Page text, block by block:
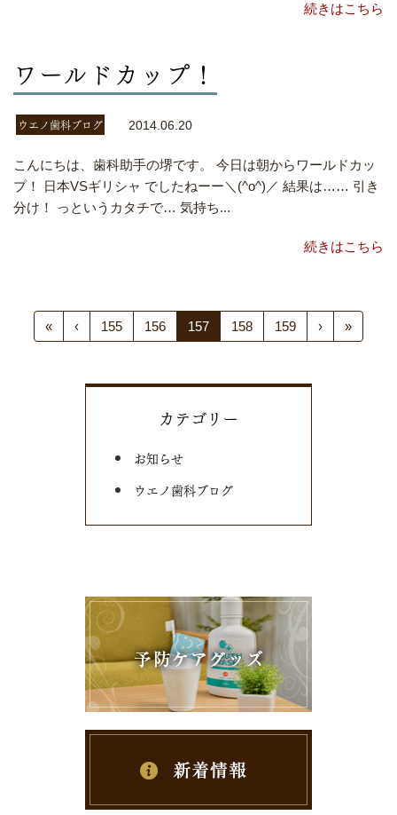
続きはこちら
ワールドカップ！
ウエノ歯科ブログ 2014.06.20
こんにちは、歯科助手の堺です。 今日は朝からワールドカッ
プ！ 日本VSギリシャ でしたねーー＼(^o^)／ 結果は…… 引き
分け！ っというカタチで… 気持ち...
続きはこちら
« ‹ 155 156 157 158 159 › »
カテゴリー
お知らせ
ウエノ歯科ブログ